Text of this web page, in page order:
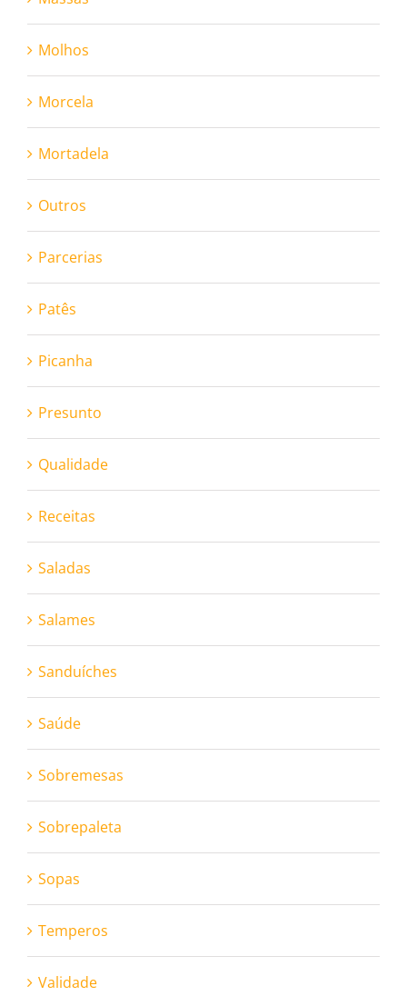
Molhos
Morcela
Mortadela
Outros
Parcerias
Patês
Picanha
Presunto
Qualidade
Receitas
Saladas
Salames
Sanduíches
Saúde
Sobremesas
Sobrepaleta
Sopas
Temperos
Validade